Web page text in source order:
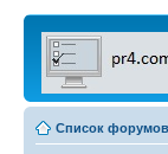
Список форумов